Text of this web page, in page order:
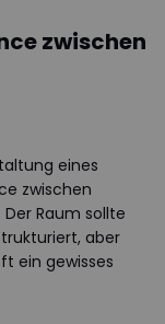
zwischen
eines
zwischen
Raum sollte
aber
ein gewisses